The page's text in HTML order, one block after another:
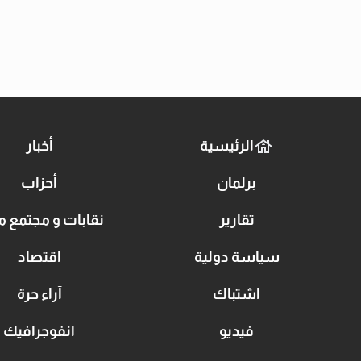
الرئيسية أخبار
برلمان أحزاب
تقارير نقابات و مجتمع
سياسة دولية اقتصاد
اشتباك آراء حرة
فيديو انفوجرافيك